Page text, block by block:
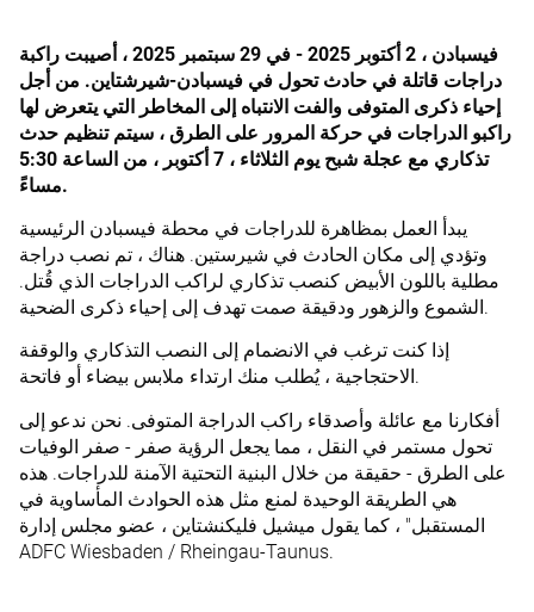
فيسبادن ، 2 أكتوبر 2025 - في 29 سبتمبر 2025 ، أصيبت راكبة
دراجات قاتلة في حادث تحول في فيسبادن-شيرشتاين. من أجل
إحياء ذكرى المتوفى والفت الانتباه إلى المخاطر التي يتعرض لها
راكبو الدراجات في حركة المرور على الطرق ، سيتم تنظيم حدث
تذكاري مع عجلة شبح يوم الثلاثاء ، 7 أكتوبر ، من الساعة 5:30
مساءً.
يبدأ العمل بمظاهرة للدراجات في محطة فيسبادن الرئيسية
وتؤدي إلى مكان الحادث في شيرستين. هناك ، تم نصب دراجة
مطلية باللون الأبيض كنصب تذكاري لراكب الدراجات الذي قُتل.
الشموع والزهور ودقيقة صمت تهدف إلى إحياء ذكرى الضحية.
إذا كنت ترغب في الانضمام إلى النصب التذكاري والوقفة
الاحتجاجية ، يُطلب منك ارتداء ملابس بيضاء أو فاتحة.
أفكارنا مع عائلة وأصدقاء راكب الدراجة المتوفى. نحن ندعو إلى
تحول مستمر في النقل ، مما يجعل الرؤية صفر - صفر الوفيات
على الطرق - حقيقة من خلال البنية التحتية الآمنة للدراجات. هذه
هي الطريقة الوحيدة لمنع مثل هذه الحوادث المأساوية في
المستقبل" ، كما يقول ميشيل فليكنشتاين ، عضو مجلس إدارة
ADFC Wiesbaden / Rheingau-Taunus.